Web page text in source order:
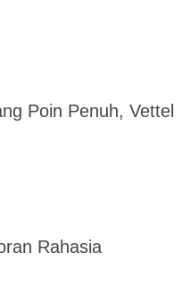
Poin Penuh, Vettel
Rahasia